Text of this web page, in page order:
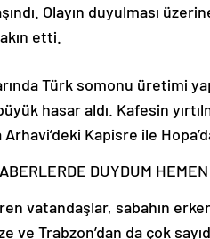
Olayın duyulması
etti.
Türk somonu üretimi
hasar aldı. Kafesin
Arhavi’deki Kapisre ile
DUYDUM
vatandaşlar, sabahın
ve Trabzon’dan da çok